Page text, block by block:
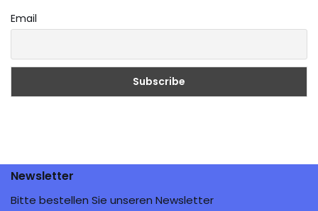
Email
Newsletter
Bitte bestellen Sie unseren Newsletter